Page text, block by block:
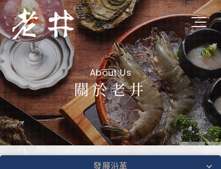
關於老井
About Us
私たちについて
最新消息
Latest News
About Us
關於老井
發展沿革